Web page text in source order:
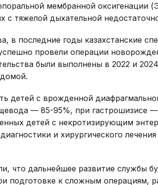
мембранной оксигенации
с тяжелой дыхательной
в последние годы казахстанские
провели операции
были выполнены в 2022 и
детей с врожденной
— 85-95%, при гастрошизисе
детей с некротизирующим
и хирургического
что дальнейшее развитие службы
подготовке к сложным операциям,